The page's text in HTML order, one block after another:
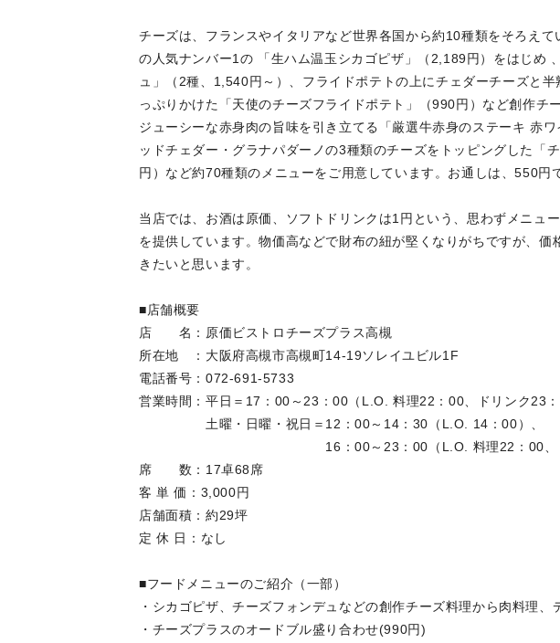
チーズは、フランスやイタリアなど世界各国から約10種類をそろえ
の人気ナンバー1の 「生ハム温玉シカゴピザ」（2,189円）をはじめ
ュ」（2種、1,540円～）、フライドポテトの上にチェダーチーズと
っぷりかけた「天使のチーズフライドポテト」（990円）など創作チ
ジューシーな赤身肉の旨味を引き立てる「厳選牛赤身のステーキ 赤
ッドチェダー・グラナパダーノの3種類のチーズをトッピングした「
円）など約70種類のメニューをご用意しています。お通しは、550円
当店では、お酒は原価、ソフトドリンクは1円という、思わずメニュ
を提供しています。物価高などで財布の紐が堅くなりがちですが、
きたいと思います。
■店舗概要
店 名：原価ビストロチーズプラス高槻
所在地 ：大阪府高槻市高槻町14-19ソレイユビル1F
電話番号：072-691-5733
営業時間：平日＝17：00～23：00（L.O. 料理22：00、ドリンク23：
土曜・日曜・祝日＝12：00～14：30（L.O. 14：00）、
16：00～23：00（L.O. 料理22：00、ドリン
席 数：17卓68席
客 単 価：3,000円
店舗面積：約29坪
定 休 日：なし
■フードメニューのご紹介（一部）
・シカゴピザ、チーズフォンデュなどの創作チーズ料理から肉料理、
・チーズプラスのオードブル盛り合わせ(990円)